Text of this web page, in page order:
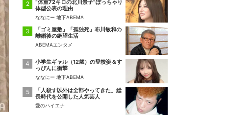
“体重72キロの北川景子”ぽっちゃり
体型公表の理由
ななにー 地下ABEMA
「ゴミ屋敷」「孤独死」布川敏和の
離婚後の絶望生活
ABEMAエンタメ
小学生ギャル（12歳）の登校姿＆す
っぴんに衝撃
ななにー 地下ABEMA
「人殺す以外は全部やってきた」総
長時代を公開した人気芸人
愛のハイエナ